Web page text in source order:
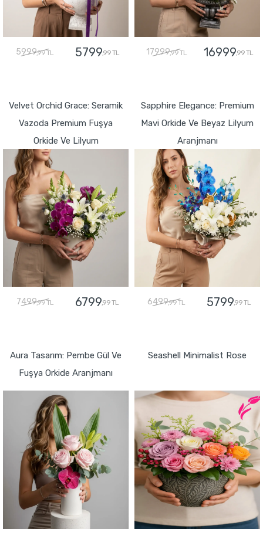
5999,99 TL 5799,99 TL 17999,99 TL 16999,99 TL
Velvet Orchid Grace: Seramik
Vazoda Premium Fuşya
Orkide Ve Lilyum
7499,99 TL 6799,99 TL
Sapphire Elegance: Premium
Mavi Orkide Ve Beyaz Lilyum
Aranjmanı
6499,99 TL 5799,99 TL
Aura Tasarım: Pembe Gül Ve
Fuşya Orkide Aranjmanı
Seashell Minimalist Rose